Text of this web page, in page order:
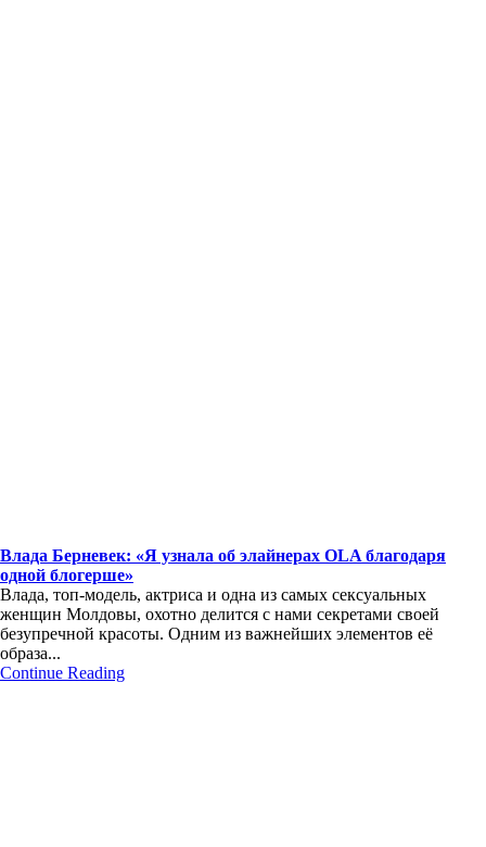
Влада Берневек: «Я узнала об элайнерах OLA благодаря
одной блогерше»
Влада, топ-модель, актриса и одна из самых сексуальных
женщин Молдовы, охотно делится с нами секретами своей
безупречной красоты. Одним из важнейших элементов её
образа...
Continue Reading